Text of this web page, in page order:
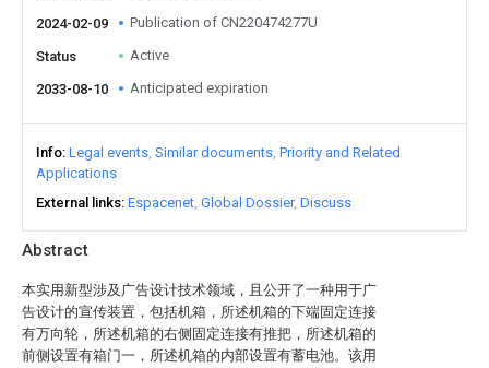
Abstract
本实用新型涉及广告设计技术领域，且公开了一种用于广
告设计的宣传装置，包括机箱，所述机箱的下端固定连接
有万向轮，所述机箱的右侧固定连接有推把，所述机箱的
前侧设置有箱门一，所述机箱的内部设置有蓄电池。该用
2024-02-09 Publication of CN220474277U
Status Active
2033-08-10 Anticipated expiration
Info Legal events Similar documents Priority and Related
Applications
External links Espacenet Global Dossier Discuss